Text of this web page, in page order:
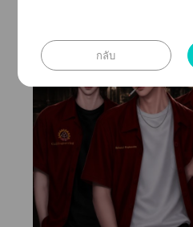
กลับ